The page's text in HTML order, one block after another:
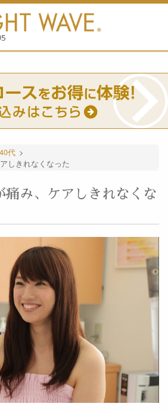
40代 >
しきれなくなった
痛み、ケアしきれなくな